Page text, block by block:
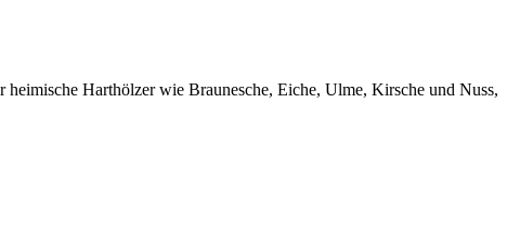
Harthölzer wie Braunesche, Eiche, Ulme, Kirsche und Nuss,